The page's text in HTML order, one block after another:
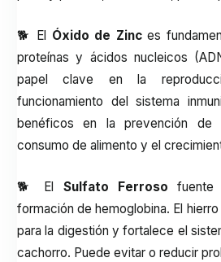
🐕 El Óxido de Zinces
proteínas y ácidos nucleicos
papel clave en la
funcionamiento del sistema
benéficos en la prevención de
consumo de alimento y el
🐕 El Sulfato Ferroso fuente
formación de hemoglobina. El
para la digestión y fortalece el
cachorro. Puede evitar o reducir